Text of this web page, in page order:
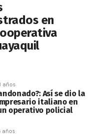
en
años
Así se dio la
italiano en
operativo policial
años